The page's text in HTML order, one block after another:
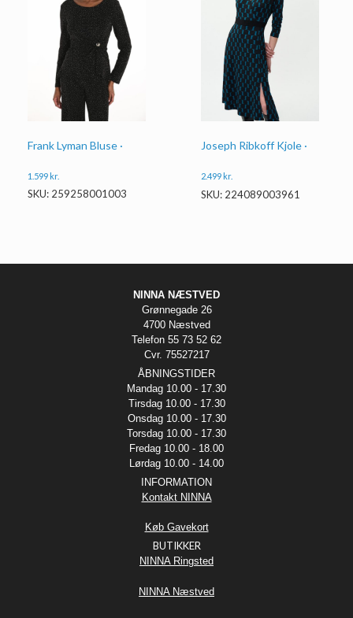
Frank Lyman Bluse ·
1.599kr.
SKU: 259258001003
Joseph Ribkoff Kjole ·
2.499 kr.
SKU: 224089003961
NINNA NÆSTVED
Grønnegade 26
4700 Næstved
Telefon 55 73 52 62
Cvr. 75527217
ÅBNINGSTIDER
Mandag 10.00 - 17.30
Tirsdag 10.00 - 17.30
Onsdag 10.00 - 17.30
Torsdag 10.00 - 17.30
Fredag 10.00 - 18.00
Lørdag 10.00 - 14.00
INFORMATION
Kontakt NINNA
Køb Gavekort
BUTIKKER
NINNA Ringsted
NINNA Næstved